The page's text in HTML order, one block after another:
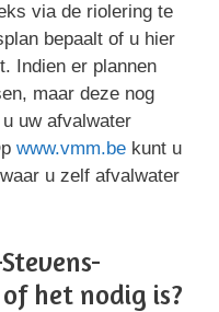
via de riolering te
bepaalt of u hier
Indien er plannen
maar deze nog
uw afvalwater
www.vmm.be kunt u
u zelf afvalwater
het nodig is?